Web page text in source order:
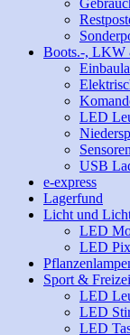
Boots.-, LKW
LED
USB
e-express
Lagerfund
Licht und
LED
LED
Sport &
LED
LED
LED